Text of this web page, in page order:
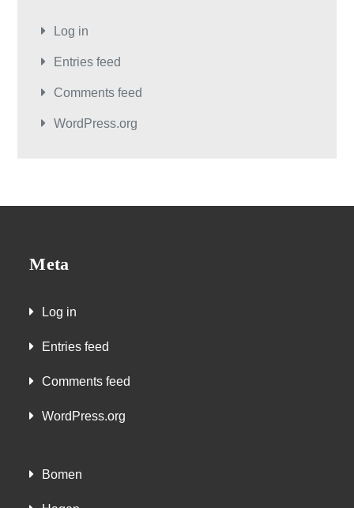
Log in
Entries feed
Comments feed
WordPress.org
Meta
Log in
Entries feed
Comments feed
WordPress.org
Bomen